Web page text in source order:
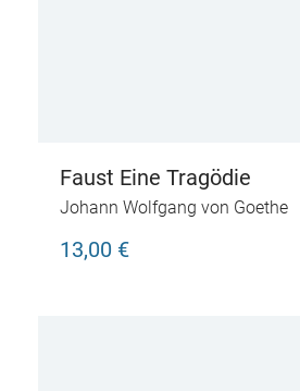
Faust Eine Tragödie
Johann Wolfgang von Goethe
13,00 €